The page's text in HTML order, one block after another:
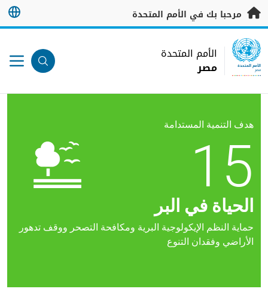
تخطى إلى المحتوى الرئيسي
مرحبا بك في الأمم المتحدة
UN Logo
الأمم المتحدة
مصر
الأمم المتحدة
مصر
هدف التنمية المستدامة
15
الحياة في البر
حماية النظم الإيكولوجية البرية ومكافحة التصحر ووقف تدهور
الأراضي وفقدان التنوع